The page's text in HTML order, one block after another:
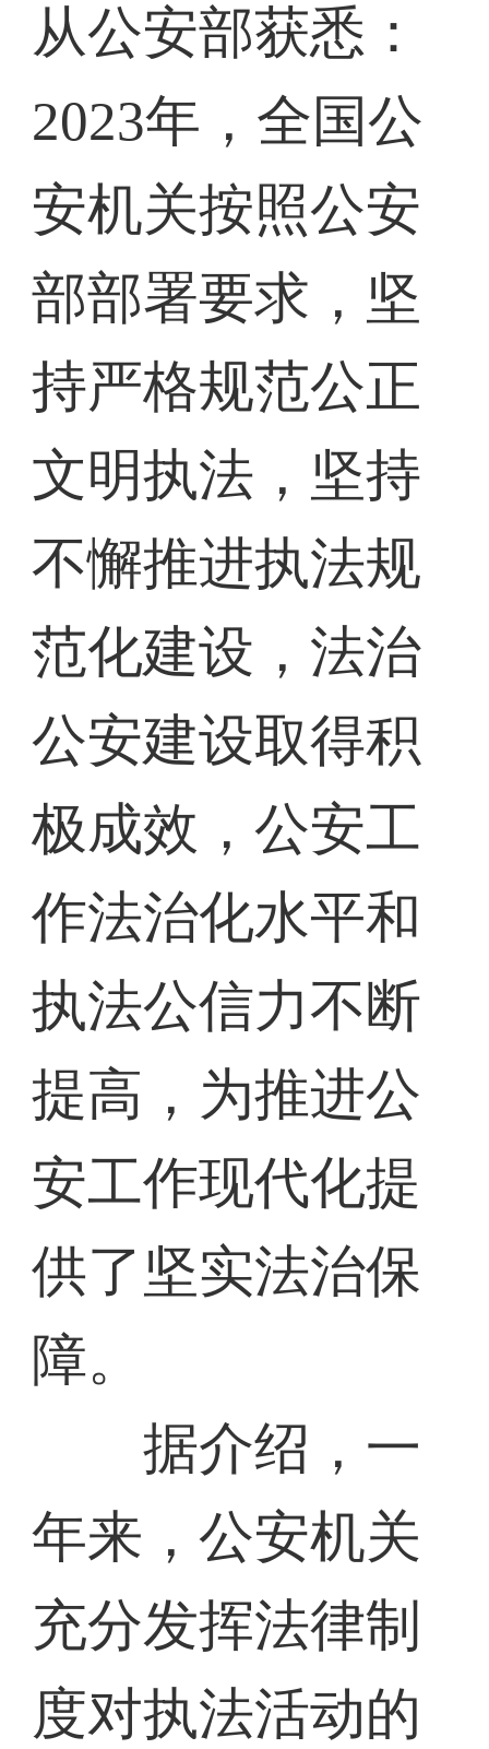
从公安部获悉：
2023年，全国公
安机关按照公安
部部署要求，坚
持严格规范公正
文明执法，坚持
不懈推进执法规
范化建设，法治
公安建设取得积
极成效，公安工
作法治化水平和
执法公信力不断
提高，为推进公
安工作现代化提
供了坚实法治保
障。
据介绍，一
年来，公安机关
充分发挥法律制
度对执法活动的